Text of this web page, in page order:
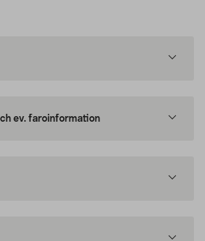
ev. faroinformation